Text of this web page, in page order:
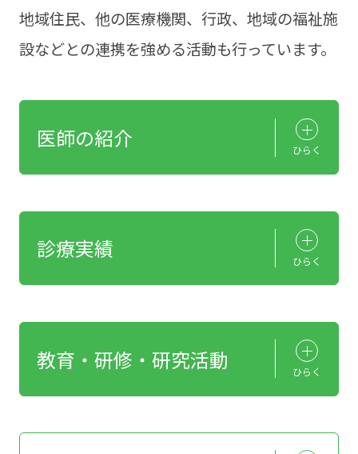
地域住民、他の医療機関、行政、地域の福祉施
設などとの連携を強める活動も行っています。
医師の紹介 ひらく
診療実績 ひらく
教育・研修・研究活動 ひらく